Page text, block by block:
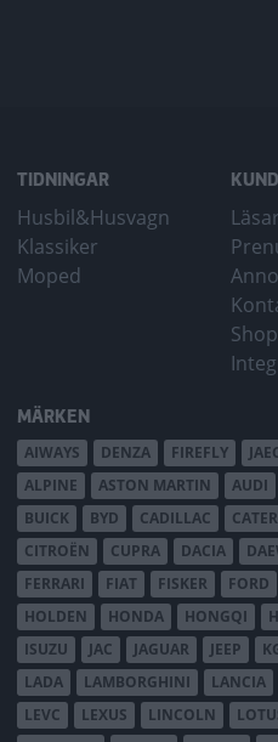
TIDNINGAR
Husbil&Husvagn
Klassiker
Moped
Shop
MÄRKEN
AIWAYS DENZA FIREFLY
ALPINE
ASTON MARTIN AUDI
BUICK
BYD CADILLAC
CITROËN
CUPRA DACIA
FERRARI
FIAT FISKER FORD
HOLDEN
HONDA HONGQI
ISUZU
JAC JAGUAR JEEP
LADA
LAMBORGHINI LANCIA
LEVC
LEXUS LINCOLN